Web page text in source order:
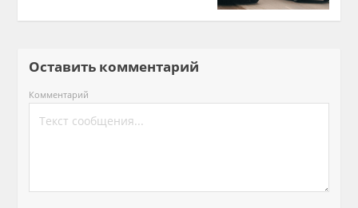
Оставить комментарий
Комментарий